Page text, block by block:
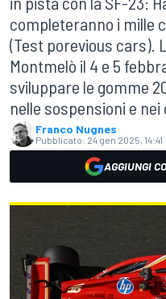
completeranno i mille
(Test porevious cars).
Montmelò il 4 e 5
sviluppare le gomme
nelle sospensioni e nei
Franco Nugnes
Pubblicato: 24 gen 2025, 14:41
AGGIUNGI